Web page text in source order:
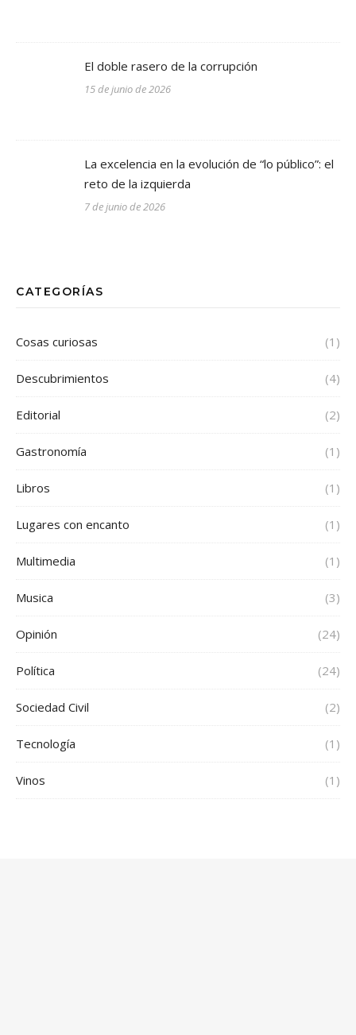
El doble rasero de la corrupción
15 de junio de 2026
La excelencia en la evolución de “lo público”: el
reto de la izquierda
7 de junio de 2026
CATEGORÍAS
Cosas curiosas (1)
Descubrimientos (4)
Editorial (2)
Gastronomía (1)
Libros (1)
Lugares con encanto (1)
Multimedia (1)
Musica (3)
Opinión (24)
Política (24)
Sociedad Civil (2)
Tecnología (1)
Vinos (1)